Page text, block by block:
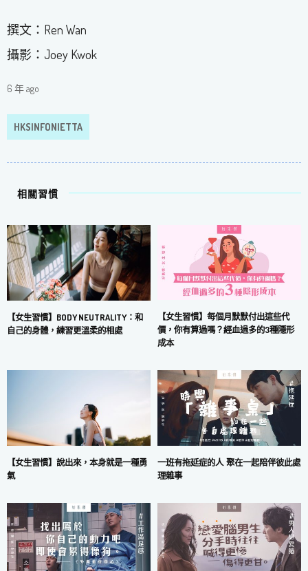
撰文：Ren Wan
攝影：Joey Kwok
6 年 ago
HKSINFONIETTA
相關習慣
【女生習慣】BODY NEUTRALITY：和
自己的身體，練習更溫柔的相處
【女生習慣】每個月默默付出這些代
價，你有算過嗎？經血過多的3種隱形
成本
【女生習慣】說出來，本身就是一種勇
氣
一班有拖延症的人 聚在一起陪伴彼此處
理雜事